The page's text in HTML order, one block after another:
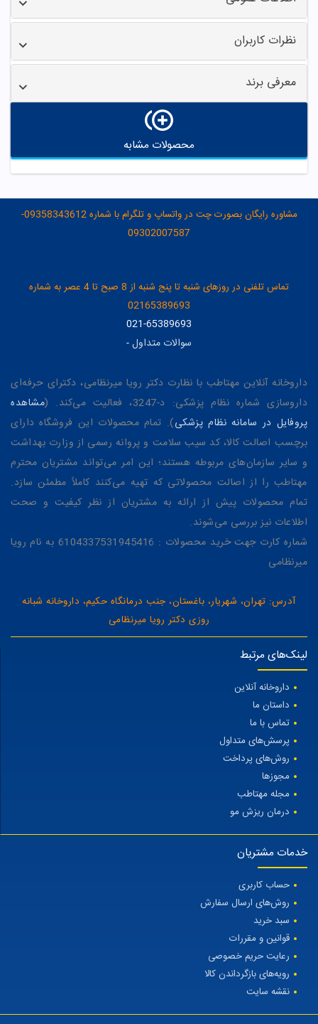
نظرات کاربران
معرفی برند
محصولات مشابه
مشاوره رایگان بصورت چت در واتساپ و تلگرام با شماره 09358343612-
09302007587
تماس تلفنی در روزهای شنبه تا پنج شنبه از 8 صبح تا 4 عصر به شماره
02165389693
021-65389693
سوالات متداول-
داروخانه آنلاین مهتاطب با نظارت دکتر رویا میرنظامی، دکترای حرفه‌ای
داروسازی شماره نظام پزشکی: د-3247، فعالیت می‌کند. (
مشاهده
پروفایل در سامانه نظام پزشکی). تمام محصولات این فروشگاه دارای
برچسب اصالت کالا، کد سیب سلامت و پروانه رسمی از وزارت بهداشت
و سایر سازمان‌های مربوطه هستند؛ این امر می‌تواند مشتریان محترم
مهتاطب را از اصالت محصولاتی که تهیه می‌کنند کاملاً مطمئن سازد.
تمام محصولات پیش از ارائه به مشتریان از نظر کیفیت و صحت
اطلاعات نیز بررسی می‌شوند.
شماره کارت جهت خرید محصولات : 6104337531945416 به نام رویا
میرنظامی
آدرس: تهران، شهریار، باغستان، جنب درمانگاه حکیم، داروخانه شبانه
روزی دکتر رویا میرنظامی
لینک‌های مرتبط
داروخانه آنلاین
داستان ما
تماس با ما
پرسش‌های متداول
روش‌های پرداخت
مجوزها
مجله مهتاطب
درمان ریزش مو
خدمات مشتریان
حساب کاربری
روش‌های ارسال سفارش
سبد خرید
قوانین و مقررات
رعایت حریم خصوصی
رویه‌های بازگرداندن کالا
نقشه سایت